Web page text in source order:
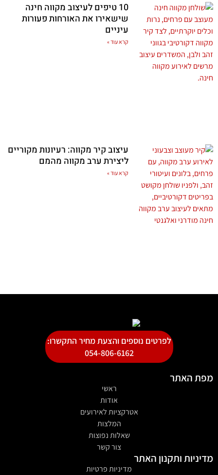
10 טיפים לעיצוב מקווה חינה
שישאירו את האורחות פעורות
עיניים
קרא עוד »
עיצוב קיר מקווה: רעיונות מקוריים
ליצירת ערב מקווה מהמם
קרא עוד »
לפרטים נוספים והצעת מחיר התקשרו:
054-806-6162
מפת האתר
ראשי
אודות
אטרקציות לאירועים
המלצות
שאלות נפוצות
צור קשר
מדיניות ותקנון האתר
מדיניות פרטיות